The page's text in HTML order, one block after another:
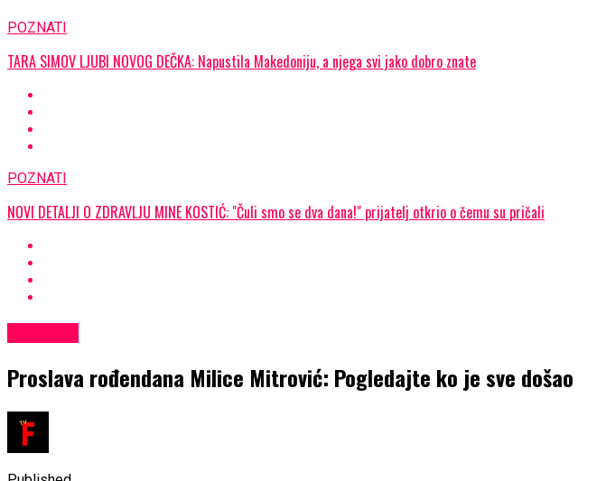
POZNATI
TARA SIMOV LJUBI NOVOG DEČKA: Napustila Makedoniju, a njega svi jako dobro znate
POZNATI
NOVI DETALJI O ZDRAVLJU MINE KOSTIĆ: "Čuli smo se dva dana!" prijatelj otkrio o čemu su pričali
Proslava rođendana Milice Mitrović: Pogledajte ko je sve došao